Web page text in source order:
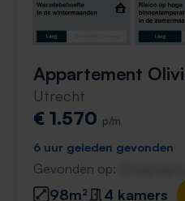
Appartement
Utrecht
€ 1.570 p/m
6 uur geleden gevonden
Gevonden op:
98m² 4 kamers